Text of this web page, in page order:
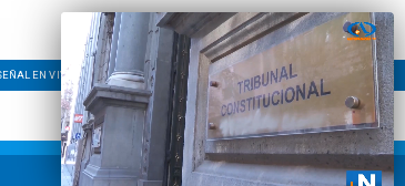
EN VIVO CONTACTO LÍNEA EDITORIAL